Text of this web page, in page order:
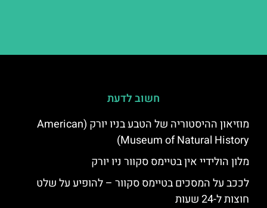
חשוב לדעת
מוזיאון ההיסטוריה של הטבע בניו יורק (American
Museum of Natural History)
מלון הולידיי אין בטיימס סקוור ניו יורק
לככב על המסכים בטיימס סקוור – להופיע על שלט
חוצות ל-24 שעות